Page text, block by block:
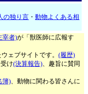
の独り言 ・動物よくある相
宰者)が「獣医師に広報す
ェブサイトです。(履歴)
け(決算報告)、趣旨に賛同
簿)、動物に関わる皆さんに